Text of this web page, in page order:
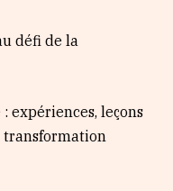
défi de la
expériences, leçons
transformation